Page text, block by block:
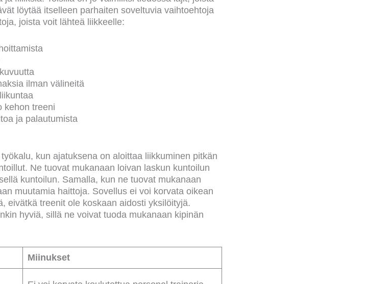
löytää itselleen parhaiten soveltuvia vaihtoehtoja
joista voit lähteä liikkeelle:
ilman välineitä
kehon treeni
ja palautumista
kun ajatuksena on aloittaa liikkuminen pitkän
Ne tuovat mukanaan loivan laskun kuntoilun
kuntoilun. Samalla, kun ne tuovat mukanaan
muutamia haittoja. Sovellus ei voi korvata oikean
eivätkä treenit ole koskaan aidosti yksilöityjä.
hyviä, sillä ne voivat tuoda mukanaan kipinän
Miinukset